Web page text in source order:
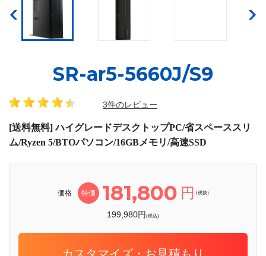
SR-ar5-5660J/S9
3件のレビュー
[送料無料] ハイグレードデスクトップPC/省スペーススリ
ム/Ryzen 5/BTOパソコン/16GBメモリ/高速SSD
価格 特価 181,800 円 (税抜)
199,980円(税込)
カスタマイズ・お見積もり